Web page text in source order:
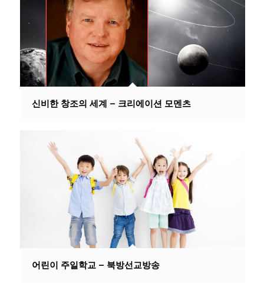
신비한 창조의 세계 – 크리에이션 모멘츠
어린이 주일학교 – 북방선교방송